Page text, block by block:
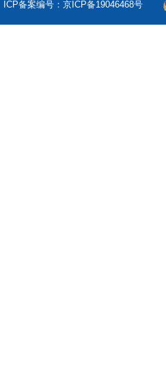
ICP备案编号：京ICP备19046468号